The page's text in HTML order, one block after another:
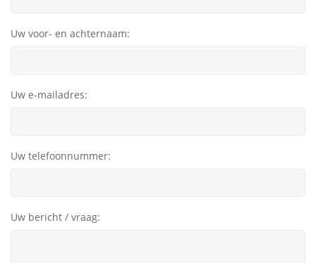
Uw voor- en achternaam:
Uw e-mailadres:
Uw telefoonnummer:
Uw bericht / vraag: